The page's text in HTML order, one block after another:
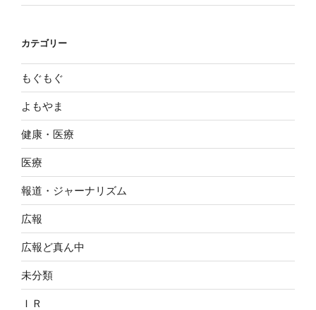
カテゴリー
もぐもぐ
よもやま
健康・医療
医療
報道・ジャーナリズム
広報
広報ど真ん中
未分類
ＩＲ